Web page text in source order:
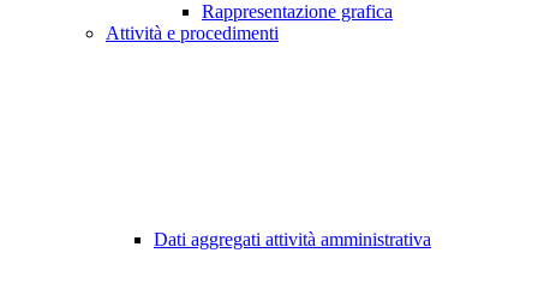
Rappresentazione grafica
Attività e procedimenti
Dati aggregati attività amministrativa